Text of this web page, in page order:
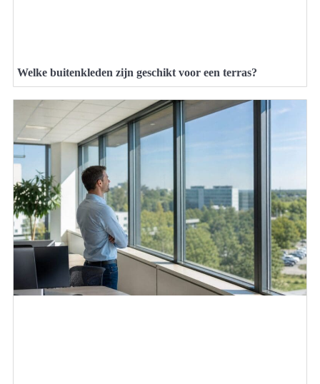
Welke buitenkleden zijn geschikt voor een terras?